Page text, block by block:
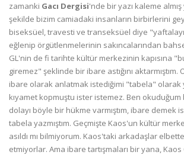
zamanki Gacı Dergisi'nde bir yazı kaleme almış
şekilde bizim camiadaki insanların birbirlerini
biseksüel, travesti ve transeksüel diye
eğlenip örgütlenmelerinin sakıncalarından
GL'nin de fi tarihte kültür merkezinin kapısına
giremez" şeklinde bir ibare astığını aktarmıştım.
ibare olarak anlatmak istediğimi "tabela" olarak
kıyamet kopmuştu ister istemez. Ben okuduğum
dolayı böyle bir hükme varmıştım, ibare demek
tabela yazmıştım. Geçmişte Kaos'un kültür
asıldı mı bilmiyorum. Kaos'taki arkadaşlar
etmiyorlar. Ama ibare tartışmaları bir yana,